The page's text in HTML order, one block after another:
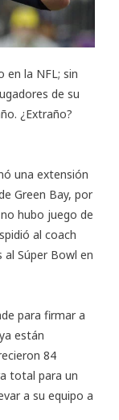
en la NFL; sin
de su
¿Extraño?
una extensión
Green Bay, por
hubo juego de
al coach
al Súper Bowl en
para firmar a
están
84
total para un
a su equipo a